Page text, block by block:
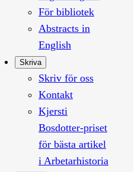
För bibliotek
Abstracts in
English
Skriva
Skriv för oss
Kontakt
Kjersti
Bosdotter-priset
för bästa artikel
i Arbetarhistoria